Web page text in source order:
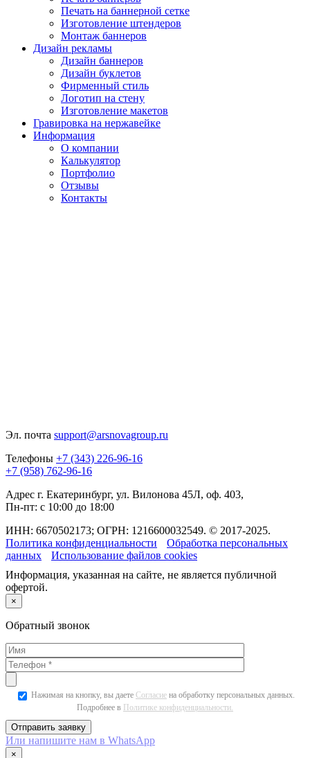
Печать на баннерной сетке
Изготовление штендеров
Монтаж баннеров
Дизайн рекламы
Дизайн баннеров
Дизайн буклетов
Фирменный стиль
Логотип на стену
Изготовление макетов
Гравировка на нержавейке
Информация
О компании
Калькулятор
Портфолио
Отзывы
Контакты
Эл. почта support@arsnovagroup.ru
Телефоны +7 (343) 226-96-16
+7 (958) 762-96-16
Адрес г. Екатеринбург, ул. Вилонова 45Л, оф. 403,
Пн-пт: с 10:00 до 18:00
ИНН: 6670502173; ОГРН: 1216600032549. © 2017-2025.
Политика конфиденциальности
Обработка персональных
данных
Использование файлов cookies
Информация, указанная на сайте, не является публичной
офертой.
×
Обратный звонок
Нажимая на кнопку, вы даете Согласие на обработку персональных данных.
Подробнее в Политике конфиденциальности.
Или напишите нам в WhatsApp
×